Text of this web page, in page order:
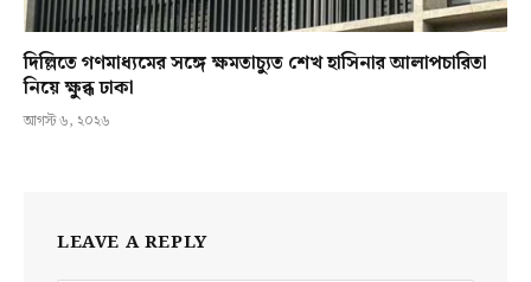
দিল্লিতে গণমাধ্যমের সঙ্গে ক্ষমতাচ্যুত শেখ হাসিনার আলাপচারিতা
নিয়ে ক্ষুব্ধ ঢাকা
আগস্ট ৬, ২০২৬
LEAVE A REPLY